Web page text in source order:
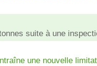
suite à une
une nouvelle